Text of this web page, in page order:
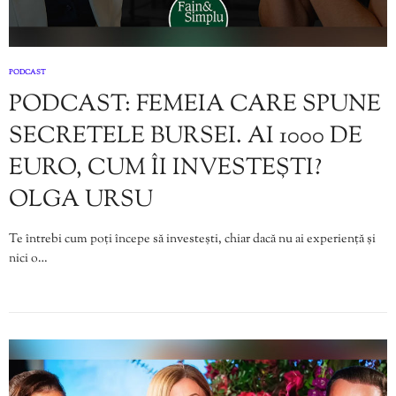
PODCAST
PODCAST: FEMEIA CARE SPUNE
SECRETELE BURSEI. AI 1000 DE
EURO, CUM ÎI INVESTEȘTI?
OLGA URSU
Te întrebi cum poți începe să investești, chiar dacă nu ai experiență și
nici o…